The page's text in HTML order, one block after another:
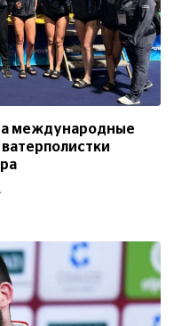
международные